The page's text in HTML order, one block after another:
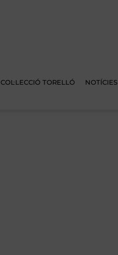
COL·LECCIÓ TORELLÓ NOTÍCIES